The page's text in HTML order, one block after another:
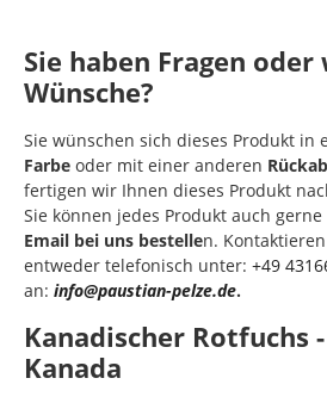
Sie haben Fragen
Wünsche?
Sie wünschen sich dieses Produkt in
Farbe oder mit einer anderen
fertigen wir Ihnen dieses Produkt
Sie können jedes Produkt auch
Email bei uns bestellen.
entweder telefonisch unter: +49
an: info@paustian-pelze.de.
Kanadischer Rotfuchs
Kanada